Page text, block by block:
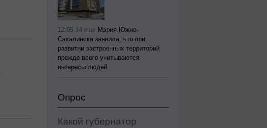
12:05 14 мая Мэрия Южно-
Сахалинска заявила, что при
развитии застроенных территорий
прежде всего учитываются
интересы людей
Опрос
Какой губернатор